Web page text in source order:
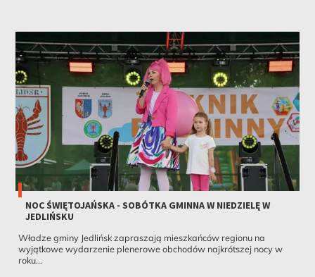
NOC ŚWIĘTOJAŃSKA - SOBÓTKA GMINNA W NIEDZIELĘ W
JEDLIŃSKU
Władze gminy Jedlińsk zapraszają mieszkańców regionu na
wyjątkowe wydarzenie plenerowe obchodów najkrótszej nocy w
roku...